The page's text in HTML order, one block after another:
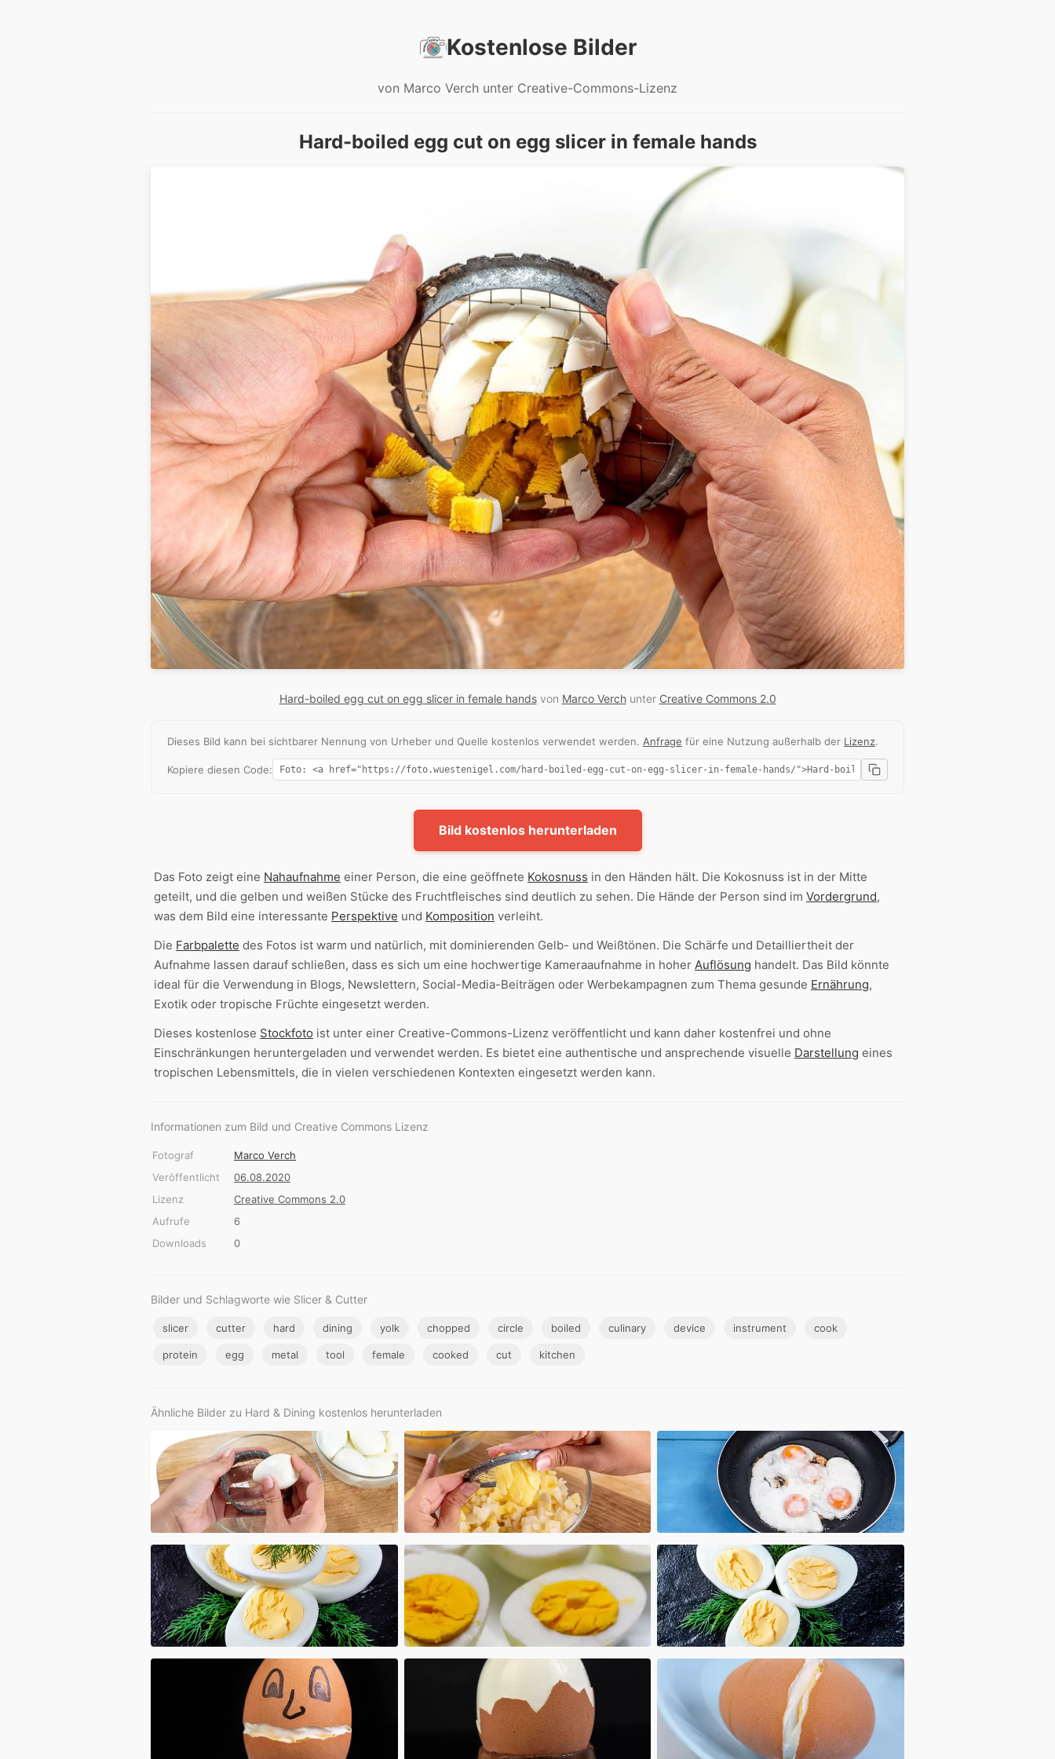
Kostenlose Bilder
von Marco Verch unter Creative-Commons-Lizenz
Hard-boiled egg cut on egg slicer in female hands
Hard-boiled egg cut on egg slicer in female handsvon Marco Verchunter Creative Commons 2.0
Dieses Bild kann bei sichtbarer Nennung von Urheber und Quelle kostenlos verwendet werden. Anfrage für eine Nutzung außerhalb der Lizenz.
Kopiere diesen Code:
Bild kostenlos herunterladen
Das Foto zeigt eine Nahaufnahme einer Person, die eine geöffnete Kokosnuss in den Händen hält. Die Kokosnuss ist in der Mitte
geteilt, und die gelben und weißen Stücke des Fruchtfleisches sind deutlich zu sehen. Die Hände der Person sind im Vordergrund,
was dem Bild eine interessante Perspektive und Komposition verleiht.
Die Farbpalette des Fotos ist warm und natürlich, mit dominierenden Gelb- und Weißtönen. Die Schärfe und Detailliertheit der
Aufnahme lassen darauf schließen, dass es sich um eine hochwertige Kameraaufnahme in hoher Auflösung handelt. Das Bild könnte
ideal für die Verwendung in Blogs, Newslettern, Social-Media-Beiträgen oder Werbekampagnen zum Thema gesunde Ernährung,
Exotik oder tropische Früchte eingesetzt werden.
Dieses kostenlose Stockfoto ist unter einer Creative-Commons-Lizenz veröffentlicht und kann daher kostenfrei und ohne
Einschränkungen heruntergeladen und verwendet werden. Es bietet eine authentische und ansprechende visuelle Darstellung eines
tropischen Lebensmittels, die in vielen verschiedenen Kontexten eingesetzt werden kann.
Informationen zum Bild und Creative Commons Lizenz
Fotograf
Marco Verch
Veröffentlicht
06.08.2020
Lizenz
Creative Commons 2.0
Aufrufe
6
Downloads
0
Bilder und Schlagworte wie Slicer & Cutter
slicer cutter hard dining yolk chopped circle boiled culinary device instrument cook
protein egg metal tool female cooked cut kitchen
Ähnliche Bilder zu Hard & Dining kostenlos herunterladen